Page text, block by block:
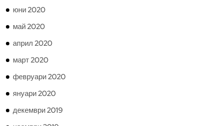
юни 2020
май 2020
април 2020
март 2020
февруари 2020
януари 2020
декември 2019